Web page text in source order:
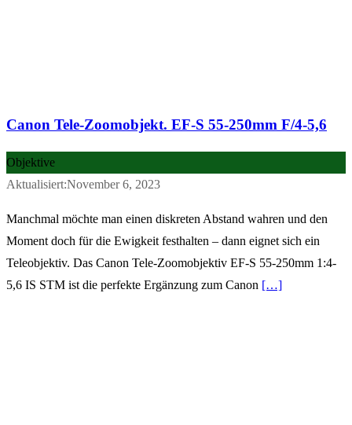
Canon Tele-Zoomobjekt. EF-S 55-250mm F/4-5,6
Objektive
Aktualisiert:November 6, 2023
Manchmal möchte man einen diskreten Abstand wahren und den
Moment doch für die Ewigkeit festhalten – dann eignet sich ein
Teleobjektiv. Das Canon Tele-Zoomobjektiv EF-S 55-250mm 1:4-
5,6 IS STM ist die perfekte Ergänzung zum Canon […]